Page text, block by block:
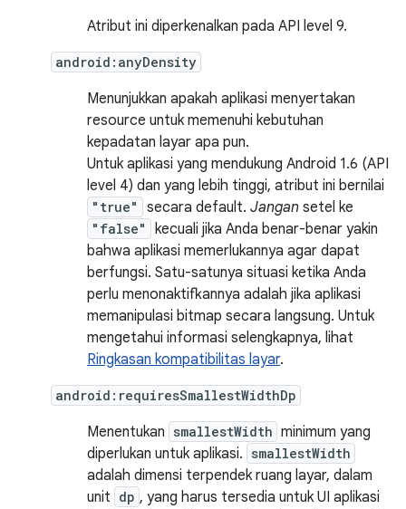
Atribut ini diperkenalkan pada API level 9.
android:anyDensity
Menunjukkan apakah aplikasi menyertakan
resource untuk memenuhi kebutuhan
kepadatan layar apa pun.
Untuk aplikasi yang mendukung Android 1.6 (API
level 4) dan yang lebih tinggi, atribut ini bernilai
"true" secara default. Jangan setel ke
"false"
kecuali jika Anda benar-benar yakin
bahwa aplikasi memerlukannya agar dapat
berfungsi. Satu-satunya situasi ketika Anda
perlu menonaktifkannya adalah jika aplikasi
memanipulasi bitmap secara langsung. Untuk
mengetahui informasi selengkapnya, lihat
Ringkasan kompatibilitas layar.
android:requiresSmallestWidthDp
Menentukan smallestWidth minimum yang
diperlukan untuk aplikasi. smallestWidth
adalah dimensi terpendek ruang layar, dalam
unit dp , yang harus tersedia untuk UI aplikasi